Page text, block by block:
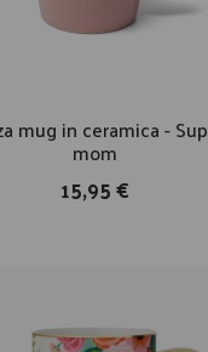
mug in ceramica -
mom
15,95 €